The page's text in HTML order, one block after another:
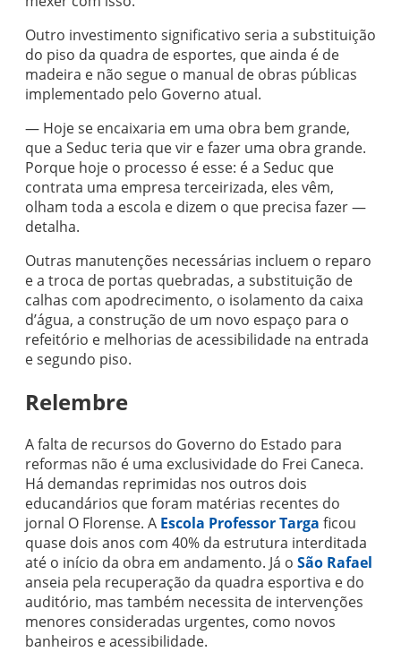
Outro investimento significativo seria a substituição
do piso da quadra de esportes, que ainda é de
madeira e não segue o manual de obras públicas
implementado pelo Governo atual.
— Hoje se encaixaria em uma obra bem grande,
que a Seduc teria que vir e fazer uma obra grande.
Porque hoje o processo é esse: é a Seduc que
contrata uma empresa terceirizada, eles vêm,
olham toda a escola e dizem o que precisa fazer —
detalha.
Outras manutenções necessárias incluem o reparo
e a troca de portas quebradas, a substituição de
calhas com apodrecimento, o isolamento da caixa
d’água, a construção de um novo espaço para o
refeitório e melhorias de acessibilidade na entrada
e segundo piso.
Relembre
A falta de recursos do Governo do Estado para
reformas não é uma exclusividade do Frei Caneca.
Há demandas reprimidas nos outros dois
educandários que foram matérias recentes do
jornal O Florense. A Escola Professor Targa ficou
quase dois anos com 40% da estrutura interditada
até o início da obra em andamento. Já o São Rafael
anseia pela recuperação da quadra esportiva e do
auditório, mas também necessita de intervenções
menores consideradas urgentes, como novos
banheiros e acessibilidade.